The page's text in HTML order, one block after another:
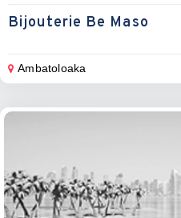
Bijouterie Be Maso
Ambatoloaka